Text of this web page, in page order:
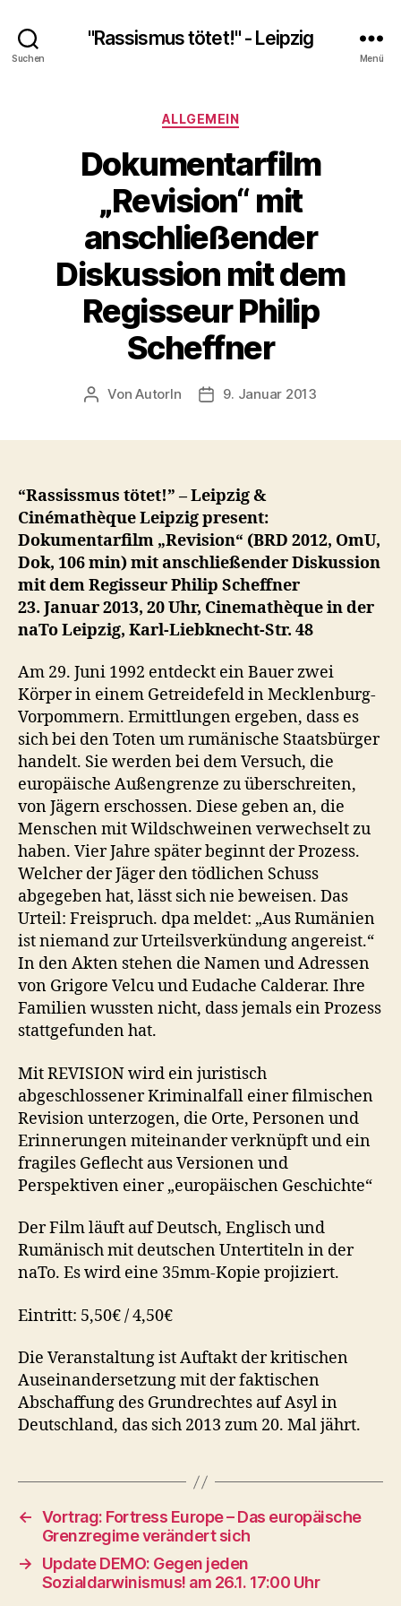
Suchen
"Rassismus tötet!" - Leipzig
Menü
Kategorien
ALLGEMEIN
Dokumentarfilm
„Revision“ mit
anschließender
Diskussion mit dem
Regisseur Philip
Scheffner
Beitragsautor
VonAutorIn Veröffentlichungsdatum
9. Januar 2013
“Rassissmus tötet!” – Leipzig &
Cinémathèque Leipzig present:
Dokumentarfilm „Revision“ (BRD 2012, OmU,
Dok, 106 min) mit anschließender Diskussion
mit dem Regisseur Philip Scheffner
23. Januar 2013, 20 Uhr, Cinemathèque in der
naTo Leipzig, Karl-Liebknecht-Str. 48
Am 29. Juni 1992 entdeckt ein Bauer zwei
Körper in einem Getreidefeld in Mecklenburg-
Vorpommern. Ermittlungen ergeben, dass es
sich bei den Toten um rumänische Staatsbürger
handelt. Sie werden bei dem Versuch, die
europäische Außengrenze zu überschreiten,
von Jägern erschossen. Diese geben an, die
Menschen mit Wildschweinen verwechselt zu
haben. Vier Jahre später beginnt der Prozess.
Welcher der Jäger den tödlichen Schuss
abgegeben hat, lässt sich nie beweisen. Das
Urteil: Freispruch. dpa meldet: „Aus Rumänien
ist niemand zur Urteilsverkündung angereist.“
In den Akten stehen die Namen und Adressen
von Grigore Velcu und Eudache Calderar. Ihre
Familien wussten nicht, dass jemals ein Prozess
stattgefunden hat.
Mit REVISION wird ein juristisch
abgeschlossener Kriminalfall einer filmischen
Revision unterzogen, die Orte, Personen und
Erinnerungen miteinander verknüpft und ein
fragiles Geflecht aus Versionen und
Perspektiven einer „europäischen Geschichte“
Der Film läuft auf Deutsch, Englisch und
Rumänisch mit deutschen Untertiteln in der
naTo. Es wird eine 35mm-Kopie projiziert.
Eintritt: 5,50€ / 4,50€
Die Veranstaltung ist Auftakt der kritischen
Auseinandersetzung mit der faktischen
Abschaffung des Grundrechtes auf Asyl in
Deutschland, das sich 2013 zum 20. Mal jährt.
← Vortrag: Fortress Europe – Das europäische
Grenzregime verändert sich
→
Update DEMO: Gegen jeden
Sozialdarwinismus! am 26.1. 17:00 Uhr